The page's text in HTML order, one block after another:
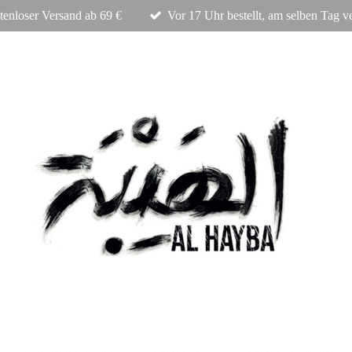
Versand ab 69 € Vor 17 Uhr bestellt, am selben Tag